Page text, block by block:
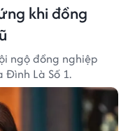
khi đồng
ngộ đồng nghiệp
Là Số 1.